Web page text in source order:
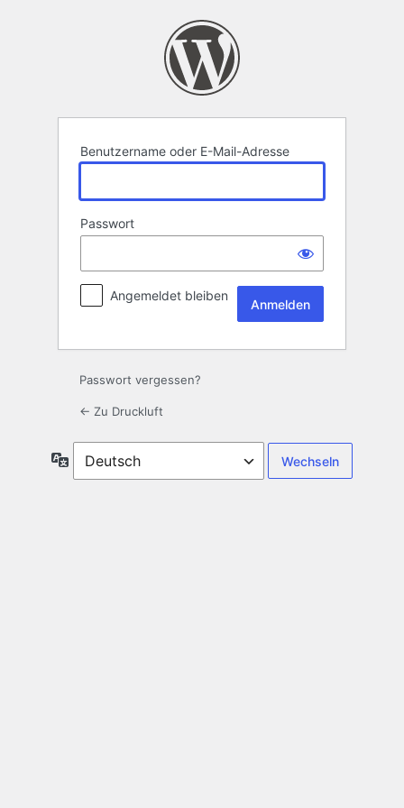
Benutzername oder E-Mail-Adresse
Passwort
Angemeldet bleiben
Passwort vergessen?
← Zu Druckluft
Sprache